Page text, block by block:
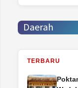
Daerah
TERBARU